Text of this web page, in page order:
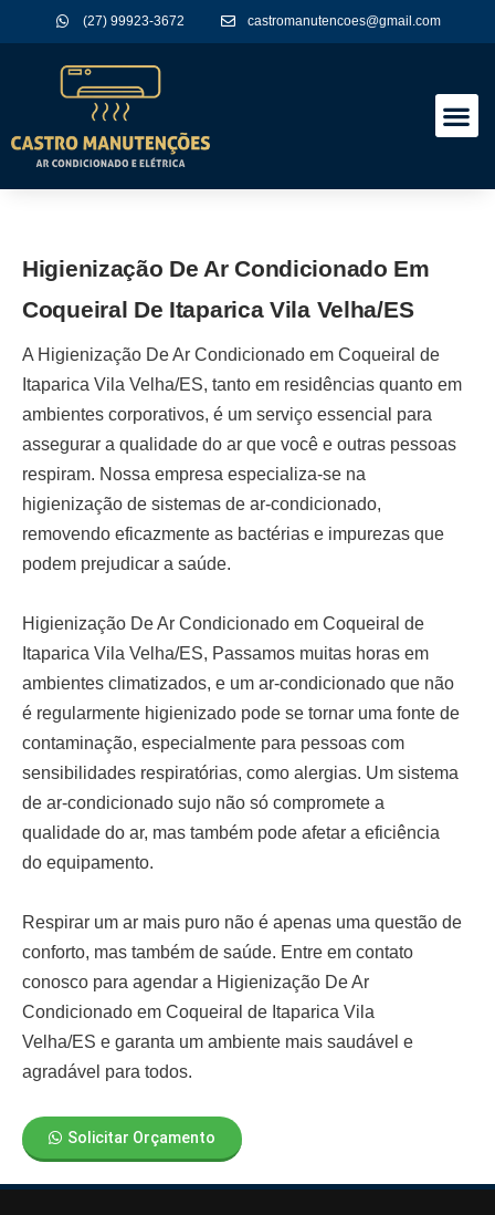
(27) 99923-3672 castromanutencoes@gmail.com
Higienização De Ar Condicionado Em
Coqueiral De Itaparica Vila Velha/ES
A Higienização De Ar Condicionado em Coqueiral de
Itaparica Vila Velha/ES, tanto em residências quanto em
ambientes corporativos, é um serviço essencial para
assegurar a qualidade do ar que você e outras pessoas
respiram. Nossa empresa especializa-se na
higienização de sistemas de ar-condicionado,
removendo eficazmente as bactérias e impurezas que
podem prejudicar a saúde.
Higienização De Ar Condicionado em Coqueiral de
Itaparica Vila Velha/ES, Passamos muitas horas em
ambientes climatizados, e um ar-condicionado que não
é regularmente higienizado pode se tornar uma fonte de
contaminação, especialmente para pessoas com
sensibilidades respiratórias, como alergias. Um sistema
de ar-condicionado sujo não só compromete a
qualidade do ar, mas também pode afetar a eficiência
do equipamento.
Respirar um ar mais puro não é apenas uma questão de
conforto, mas também de saúde. Entre em contato
conosco para agendar a Higienização De Ar
Condicionado em Coqueiral de Itaparica Vila
Velha/ES e garanta um ambiente mais saudável e
agradável para todos.
Solicitar Orçamento